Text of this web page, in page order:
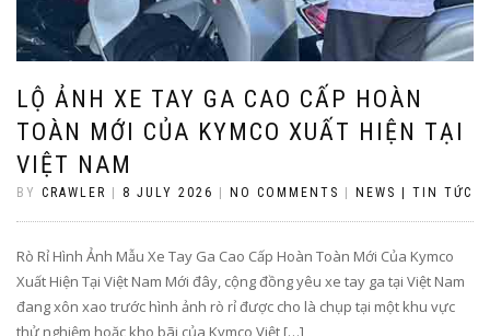
LỘ ẢNH XE TAY GA CAO CẤP HOÀN
TOÀN MỚI CỦA KYMCO XUẤT HIỆN TẠI
VIỆT NAM
BY CRAWLER | 8 JULY 2026 | NO COMMENTS | NEWS | TIN TỨC
Rò Rỉ Hình Ảnh Mẫu Xe Tay Ga Cao Cấp Hoàn Toàn Mới Của Kymco
Xuất Hiện Tại Việt Nam Mới đây, cộng đồng yêu xe tay ga tại Việt Nam
đang xôn xao trước hình ảnh rò rỉ được cho là chụp tại một khu vực
thử nghiệm hoặc kho bãi của Kymco Việt […]